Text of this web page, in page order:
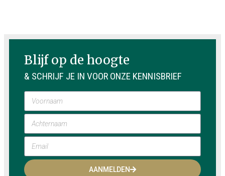
Blijf op de hoogte
& SCHRIJF JE IN VOOR ONZE KENNISBRIEF
AANMELDEN